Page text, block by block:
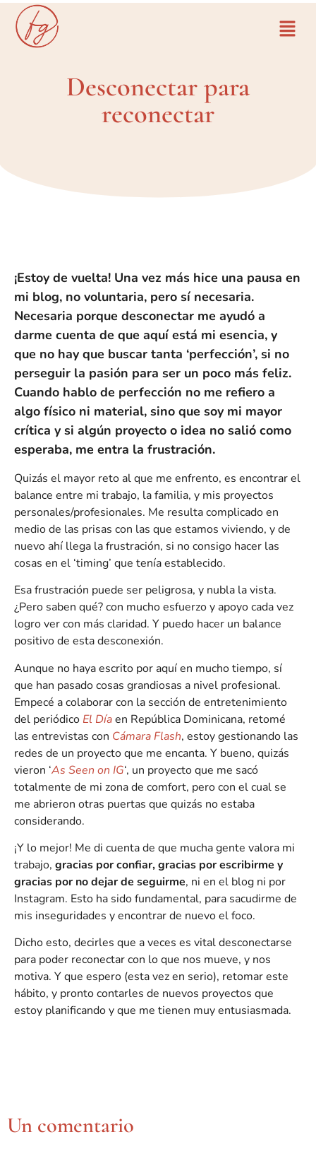
Desconectar para
reconectar
¡Estoy de vuelta! Una vez más hice una pausa en
mi blog, no voluntaria, pero sí necesaria.
Necesaria porque desconectar me ayudó a
darme cuenta de que aquí está mi esencia, y
que no hay que buscar tanta ‘perfección’, si no
perseguir la pasión para ser un poco más feliz.
Cuando hablo de perfección no me refiero a
algo físico ni material, sino que soy mi mayor
crítica y si algún proyecto o idea no salió como
esperaba, me entra la frustración.
Quizás el mayor reto al que me enfrento, es encontrar el
balance entre mi trabajo, la familia, y mis proyectos
personales/profesionales. Me resulta complicado en
medio de las prisas con las que estamos viviendo, y de
nuevo ahí llega la frustración, si no consigo hacer las
cosas en el ‘timing’ que tenía establecido.
Esa frustración puede ser peligrosa, y nubla la vista.
¿Pero saben qué? con mucho esfuerzo y apoyo cada vez
logro ver con más claridad. Y puedo hacer un balance
positivo de esta desconexión.
Aunque no haya escrito por aquí en mucho tiempo, sí
que han pasado cosas grandiosas a nivel profesional.
Empecé a colaborar con la sección de entretenimiento
del periódico El Díaen República Dominicana, retomé
las entrevistas con Cámara Flash, estoy gestionando las
redes de un proyecto que me encanta. Y bueno, quizás
vieron ‘As Seen on IG‘, un proyecto que me sacó
totalmente de mi zona de comfort, pero con el cual se
me abrieron otras puertas que quizás no estaba
considerando.
¡Y lo mejor! Me di cuenta de que mucha gente valora mi
trabajo, gracias por confiar, gracias por escribirme y
gracias por no dejar de seguirme, ni en el blog ni por
Instagram. Esto ha sido fundamental, para sacudirme de
mis inseguridades y encontrar de nuevo el foco.
Dicho esto, decirles que a veces es vital desconectarse
para poder reconectar con lo que nos mueve, y nos
motiva. Y que espero (esta vez en serio), retomar este
hábito, y pronto contarles de nuevos proyectos que
estoy planificando y que me tienen muy entusiasmada.
Un comentario